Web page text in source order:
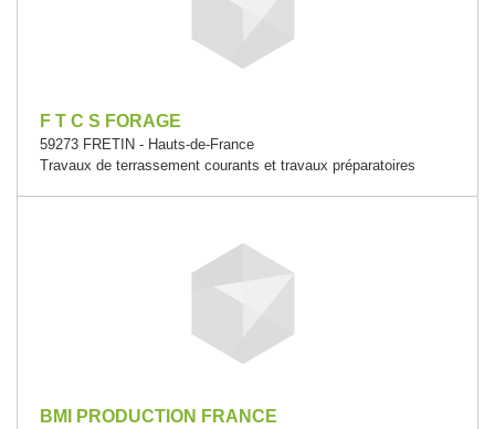
F T C S FORAGE
59273 FRETIN - Hauts-de-France
Travaux de terrassement courants et travaux préparatoires
BMI PRODUCTION FRANCE